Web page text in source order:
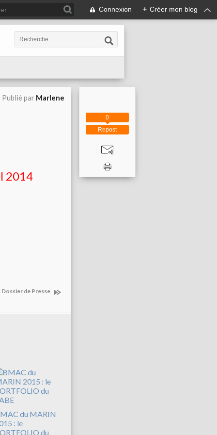
Connexion + Créer mon blog
Publié par Marlene
2014
Dossier de Presse
du MARIN
: le
du
Repost
0